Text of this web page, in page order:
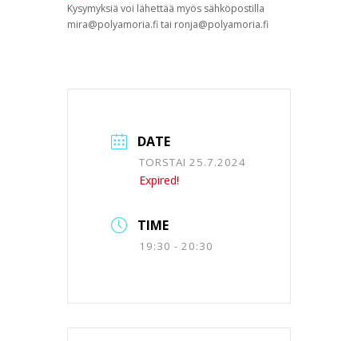
Kysymyksiä voi lähettää myös sähköpostilla
mira@polyamoria.fi tai ronja@polyamoria.fi
DATE
TORSTAI 25.7.2024
Expired!
TIME
19:30 - 20:30